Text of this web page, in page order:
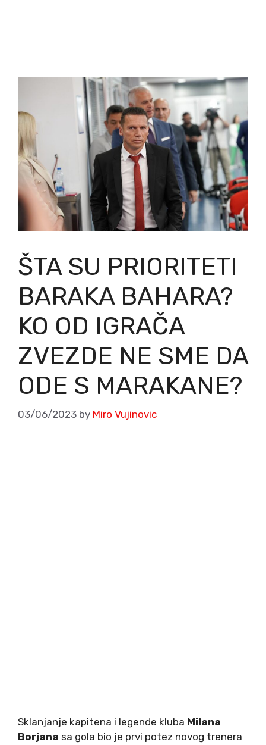
ŠTA SU PRIORITETI
BARAKA BAHARA?
KO OD IGRAČA
ZVEZDE NE SME DA
ODE S MARAKANE?
03/06/2023 by Miro Vujinovic
Sklanjanje kapitena i legende kluba Milana
Borjana sa gola bio je prvi potez novog trenera